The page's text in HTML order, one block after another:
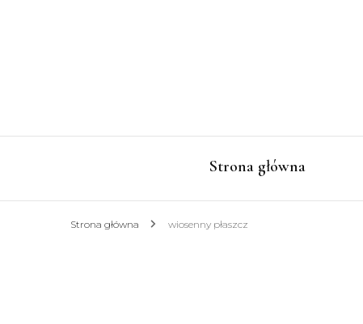
Strona główna
Strona główna wiosenny płaszcz